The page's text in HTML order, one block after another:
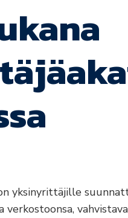
yksinyrittäjille
verkostoonsa,